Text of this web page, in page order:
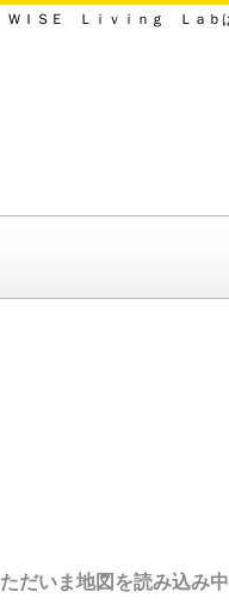
ＷＩＳＥ Ｌｉｖｉｎｇ Ｌａｂは
ただいま地図を読み込み